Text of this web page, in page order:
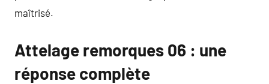
maîtrisé.
Attelage remorques 06 : une
réponse complète